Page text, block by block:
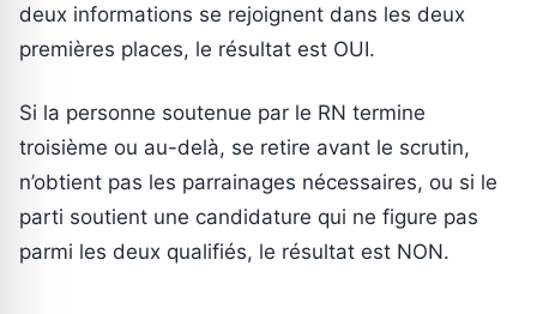
deux informations se rejoignent dans les deux
premières places, le résultat est OUI.
Si la personne soutenue par le RN termine
troisième ou au-delà, se retire avant le scrutin,
n’obtient pas les parrainages nécessaires, ou si le
parti soutient une candidature qui ne figure pas
parmi les deux qualifiés, le résultat est NON.